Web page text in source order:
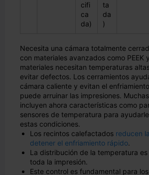
cifi
ca
da)
ta
da
)
Necesita una cámara totalmente
con materiales avanzados como PEEK
materiales necesitan temperaturas
evitar defectos. Los cerramientos
cámara caliente y evitan el
puede arruinar las impresiones.
incluyen ahora características como
sensores de temperatura para
estas condiciones.
Los recintos calefactados reducen
detener el enfriamiento rápido.
La distribución de la temperatura
toda la impresión.
Este control es fundamental para